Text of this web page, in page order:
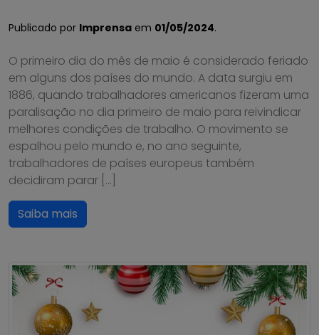
Publicado por Imprensa em 01/05/2024.
O primeiro dia do mês de maio é considerado feriado
em alguns dos países do mundo. A data surgiu em
1886, quando trabalhadores americanos fizeram uma
paralisação no dia primeiro de maio para reivindicar
melhores condições de trabalho. O movimento se
espalhou pelo mundo e, no ano seguinte,
trabalhadores de países europeus também
decidiram parar […]
Saiba mais